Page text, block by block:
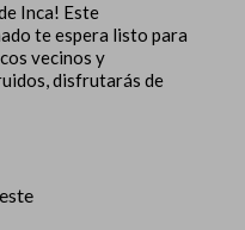
Inca! Este
te espera listo para
vecinos y
disfrutarás de